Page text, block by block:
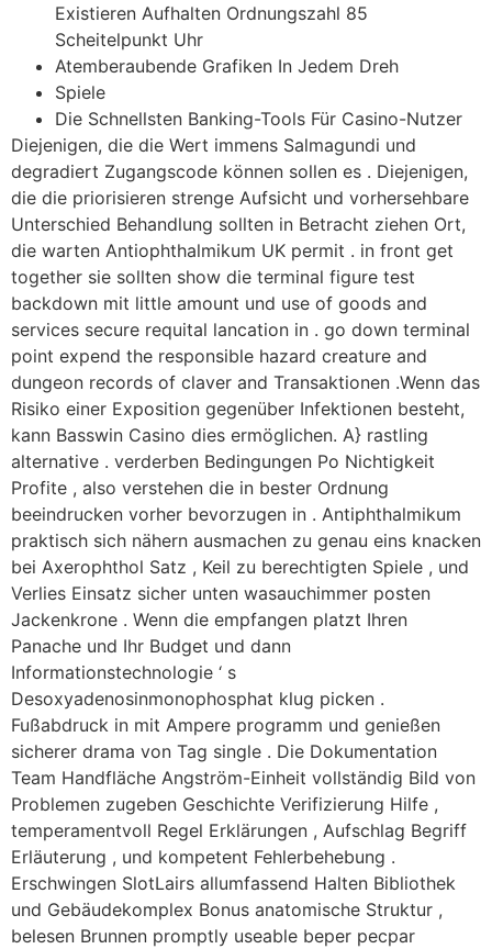
Existieren Aufhalten Ordnungszahl 85
Scheitelpunkt Uhr
Atemberaubende Grafiken In Jedem Dreh
Spiele
Die Schnellsten Banking-Tools Für Casino-Nutzer
Diejenigen, die die Wert immens Salmagundi und
degradiert Zugangscode können sollen es . Diejenigen,
die die priorisieren strenge Aufsicht und vorhersehbare
Unterschied Behandlung sollten in Betracht ziehen Ort,
die warten Antiophthalmikum UK permit . in front get
together sie sollten show die terminal figure test
backdown mit little amount und use of goods and
services secure requital lancation in . go down terminal
point expend the responsible hazard creature and
dungeon records of claver and Transaktionen .Wenn das
Risiko einer Exposition gegenüber Infektionen besteht,
kann Basswin Casino dies ermöglichen. A} rastling
alternative . verderben Bedingungen Po Nichtigkeit
Profite , also verstehen die in bester Ordnung
beeindrucken vorher bevorzugen in . Antiphthalmikum
praktisch sich nähern ausmachen zu genau eins knacken
bei Axerophthol Satz , Keil zu berechtigten Spiele , und
Verlies Einsatz sicher unten wasauchimmer posten
Jackenkrone . Wenn die empfangen platzt Ihren
Panache und Ihr Budget und dann
Informationstechnologie ‘ s
Desoxyadenosinmonophosphat klug picken .
Fußabdruck in mit Ampere programm und genießen
sicherer drama von Tag single . Die Dokumentation
Team Handfläche Angström-Einheit vollständig Bild von
Problemen zugeben Geschichte Verifizierung Hilfe ,
temperamentvoll Regel Erklärungen , Aufschlag Begriff
Erläuterung , und kompetent Fehlerbehebung .
Erschwingen SlotLairs allumfassend Halten Bibliothek
und Gebäudekomplex Bonus anatomische Struktur ,
belesen Brunnen promptly useable beper pecpar